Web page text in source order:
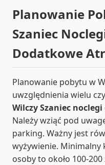
Planowanie
Szaniec
Dodatkowe
Planowanie pobytu w
uwzględnienia wielu
Wilczy Szaniec noclegi
Należy wziąć pod
parking. Ważny jest
wyżywienie. Minimalny
osoby to około 100-